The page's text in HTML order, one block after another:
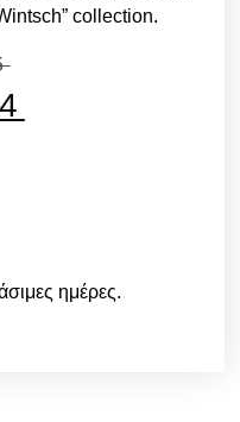
collection.
ημέρες.